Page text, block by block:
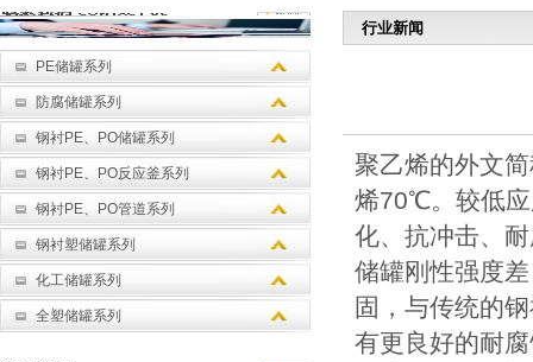
PE储罐系列
防腐储罐系列
钢衬PE、PO储罐系列
钢衬PE、PO反应釜系列
钢衬PE、PO管道系列
钢衬塑储罐系列
化工储罐系列
全塑储罐系列
行业新闻
聚乙烯的外文
烯70℃。较低
化、抗冲击、
储罐刚性强度
固，与传统的
有更良好的耐